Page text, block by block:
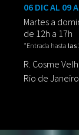
06 DIC AL 09
Martes a
de 12h a 17h
*Entrada hasta las
R. Cosme
Rio de